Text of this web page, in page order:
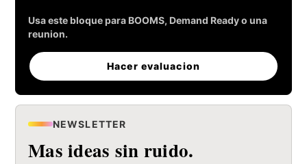
Usa este bloque para BOOMS, Demand Ready o una
reunion.
Hacer evaluacion
NEWSLETTER
Mas ideas sin ruido.